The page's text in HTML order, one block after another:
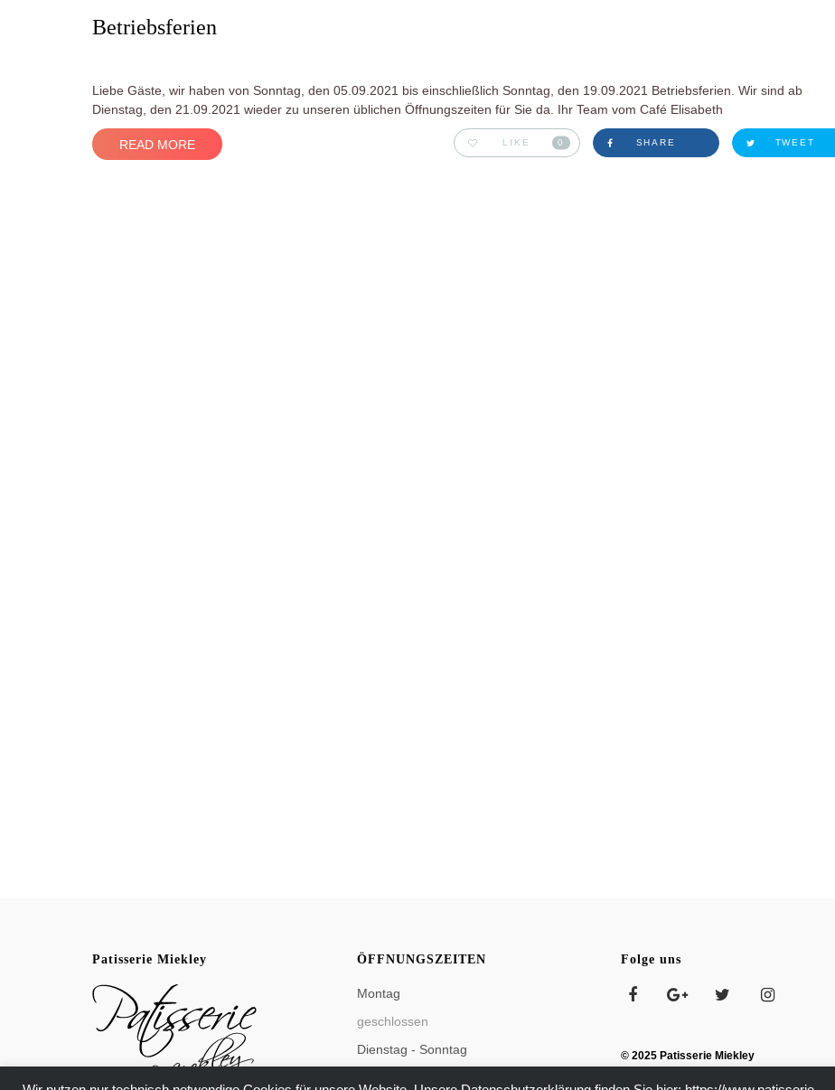
Betriebsferien
Liebe Gäste, wir haben von Sonntag, den 05.09.2021 bis einschließlich Sonntag, den 19.09.2021 Betriebsferien. Wir sind ab
Dienstag, den 21.09.2021 wieder zu unseren üblichen Öffnungszeiten für Sie da. Ihr Team vom Café Elisabeth
READ MORE LIKE 0 SHARE TWEET
Patisserie Miekley ÖFFNUNGSZEITEN
Montag
geschlossen
Dienstag - Sonntag
Folge uns
© 2025 Patisserie Miekley